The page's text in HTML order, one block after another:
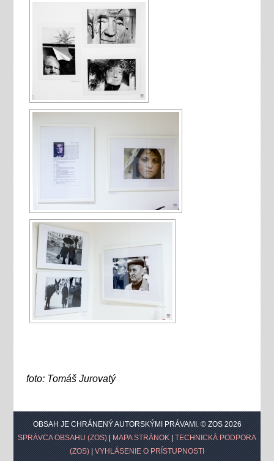
foto: Tomáš Jurovatý
OBSAH JE CHRÁNENÝ AUTORSKÝMI PRÁVAMI. © ZOS 2026
SPRÁVCA OBSAHU (ZOS)
MAPA STRÁNOK
TECHNICKÁ PODPORA
(ZOS)
VYHLÁSENIE O PRÍSTUPNOSTI